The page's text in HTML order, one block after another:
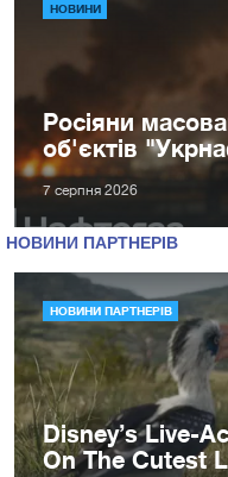
НОВИНИ
Росіяни
об'єктів
7 серпня 2026